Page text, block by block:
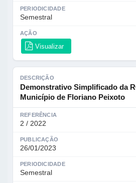
PERIODICIDADE
Semestral
AÇÃO
Visualizar
DESCRIÇÃO
Demonstrativo Simplificado da
Município de Floriano Peixoto
REFERÊNCIA
2 / 2022
PUBLICAÇÃO
26/01/2023
PERIODICIDADE
Semestral